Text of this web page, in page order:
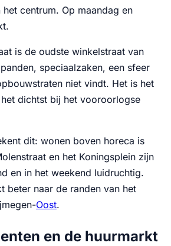
centrum. Op maandag en
is de oudste winkelstraat van
speciaalzaken, een sfeer
niet vindt. Het is het
dichtst bij het vooroorlogse
dit: wonen boven horeca is
en het Koningsplein zijn
en in het weekend luidruchtig.
beter naar de randen van het
Oost.
en de huurmarkt